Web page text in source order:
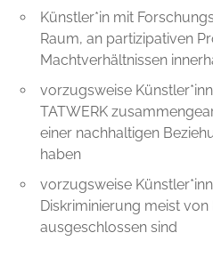
Künstler*in mit
Raum, an partizipativen
Machtverhältnissen
vorzugsweise
TATWERK
einer nachhaltigen
haben
vorzugsweise
Diskriminierung meist
ausgeschlossen sind